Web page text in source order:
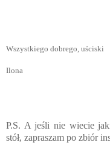
Wszystkiego dobrego, uściski
Ilona
P.S. A jeśli nie wiecie
stół, zapraszam po zbiór